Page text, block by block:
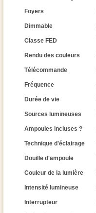
Foyers
Dimmable
Classe FED
Rendu des couleurs
Télécommande
Fréquence
Durée de vie
Sources lumineuses
Ampoules incluses ?
Technique d'éclairage
Douille d'ampoule
Couleur de la lumière
Intensité lumineuse
Interrupteur